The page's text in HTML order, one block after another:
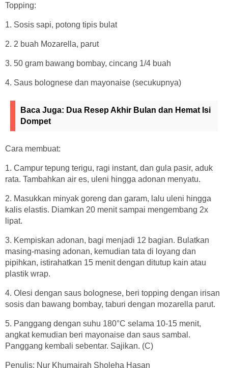
Topping:
1. Sosis sapi, potong tipis bulat
2. 2 buah Mozarella, parut
3. 50 gram bawang bombay, cincang 1/4 buah
4. Saus bolognese dan mayonaise (secukupnya)
Baca Juga: Dua Resep Akhir Bulan dan Hemat Isi
Dompet
Cara membuat:
1. Campur tepung terigu, ragi instant, dan gula pasir, aduk
rata. Tambahkan air es, uleni hingga adonan menyatu.
2. Masukkan minyak goreng dan garam, lalu uleni hingga
kalis elastis. Diamkan 20 menit sampai mengembang 2x
lipat.
3. Kempiskan adonan, bagi menjadi 12 bagian. Bulatkan
masing-masing adonan, kemudian tata di loyang dan
pipihkan, istirahatkan 15 menit dengan ditutup kain atau
plastik wrap.
4. Olesi dengan saus bolognese, beri topping dengan irisan
sosis dan bawang bombay, taburi dengan mozarella parut.
5. Panggang dengan suhu 180°C selama 10-15 menit,
angkat kemudian beri mayonaise dan saus sambal.
Panggang kembali sebentar. Sajikan. (C)
Penulis: Nur Khumairah Sholeha Hasan